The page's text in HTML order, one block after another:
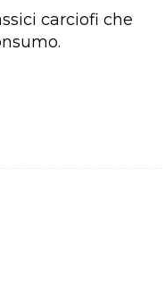
carciofi che